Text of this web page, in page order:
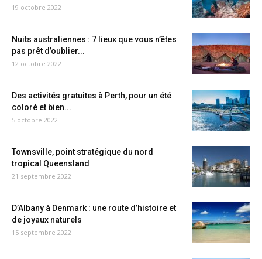
19 octobre 2022
Nuits australiennes : 7 lieux que vous n’êtes
pas prêt d’oublier...
12 octobre 2022
Des activités gratuites à Perth, pour un été
coloré et bien...
5 octobre 2022
Townsville, point stratégique du nord
tropical Queensland
21 septembre 2022
D’Albany à Denmark : une route d’histoire et
de joyaux naturels
15 septembre 2022